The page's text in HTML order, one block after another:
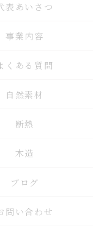
表あいさつ
事業内容
くある質問
自然素材
断熱
木造
ブログ
問い合わせ